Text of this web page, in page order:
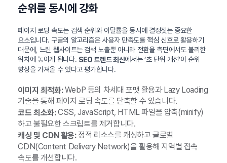
순위를 동시에 강화
페이지 로딩 속도는 검색 순위와 이탈률을 동시에 결정짓는 중요한
요소입니다. 구글의 알고리즘은 사용자 만족도를 핵심 신호로 활용하기
때문에, 느린 웹사이트는 검색 노출뿐 아니라 전환율 측면에서도 불리한
위치에 놓이게 됩니다. SEO 트렌드 최신에서는 ‘초 단위 개선’이 순위
향상을 가져올 수 있다고 평가합니다.
이미지 최적화:WebP 등의 차세대 포맷 활용과 Lazy Loading
기술을 통해 페이지 로딩 속도를 단축할 수 있습니다.
코드 최소화:CSS, JavaScript, HTML 파일을 압축(minify)
하고 불필요한 스크립트를 제거합니다.
캐싱 및 CDN 활용:정적 리소스를 캐싱하고 글로벌
CDN(Content Delivery Network)을 활용해 지역별 접속
속도를 개선합니다.